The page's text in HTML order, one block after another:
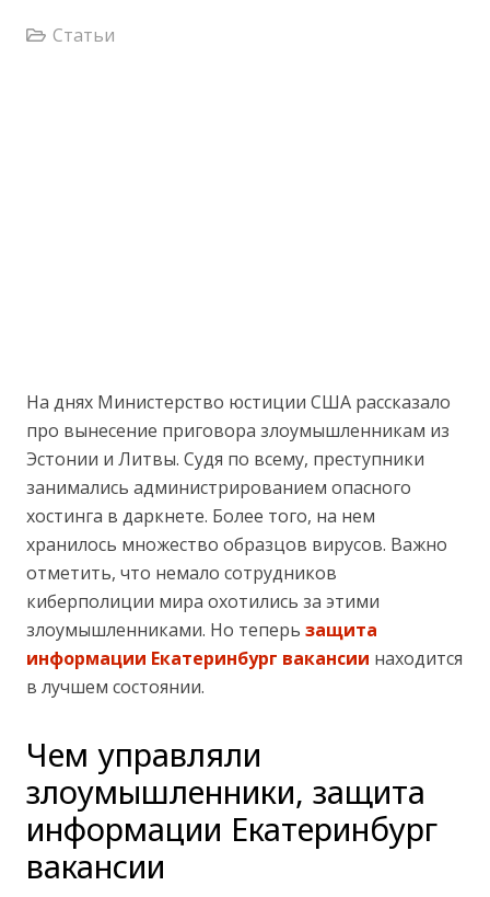
Статьи
На днях Министерство юстиции США рассказало
про вынесение приговора злоумышленникам из
Эстонии и Литвы. Судя по всему, преступники
занимались администрированием опасного
хостинга в даркнете. Более того, на нем
хранилось множество образцов вирусов. Важно
отметить, что немало сотрудников
киберполиции мира охотились за этими
злоумышленниками. Но теперь защита
информации Екатеринбург вакансии находится
в лучшем состоянии.
Чем управляли
злоумышленники, защита
информации Екатеринбург
вакансии